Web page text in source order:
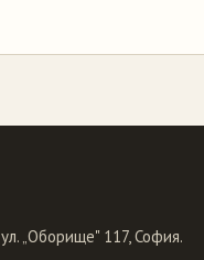
„Оборище" 117, София.